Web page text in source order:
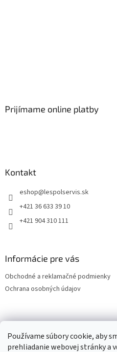
Používame súbory cookie, aby
prehliadanie webovej stránky a
Prijímame online platby
Kontakt
eshop@lespolservis.sk
+421 36 633 39 10
+421 904 310 111
Informácie pre vás
Obchodné a reklamačné podmienky
Ochrana osobných údajov